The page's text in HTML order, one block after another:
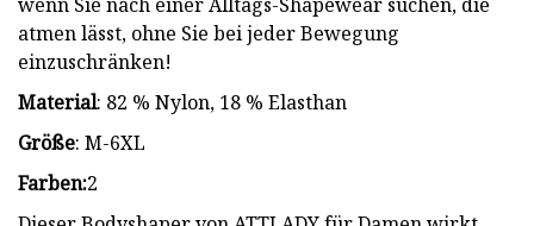
atmen lässt, ohne Sie bei jeder Bewegung
einzuschränken!
Material: 82 % Nylon, 18 % Elasthan
Größe: M-6XL
Farben:2